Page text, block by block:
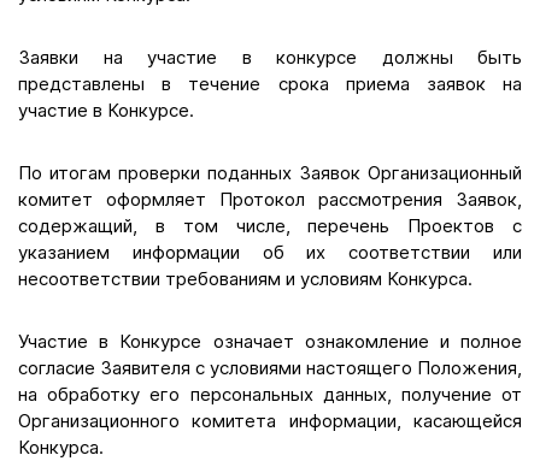
Заявки на участие в конкурсе должны быть
представлены в течение срока приема заявок на
участие в Конкурсе.
По итогам проверки поданных Заявок Организационный
комитет оформляет Протокол рассмотрения Заявок,
содержащий, в том числе, перечень Проектов с
указанием информации об их соответствии или
несоответствии требованиям и условиям Конкурса.
Участие в Конкурсе означает ознакомление и полное
согласие Заявителя с условиями настоящего Положения,
на обработку его персональных данных, получение от
Организационного комитета информации, касающейся
Конкурса.